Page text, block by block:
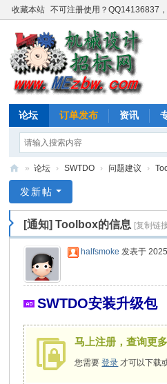
收藏本站 不可注册使用？QQ14136837
论坛 订单发布 资讯
械
设
» 论坛 › SWTDO › 问题建议 ›
发新帖
[通知]Toolbox的信息 [复制链
halfsmoke 发表于
SWTDO安装升级包
马上注册，查询更
您需要登录 才可以下载